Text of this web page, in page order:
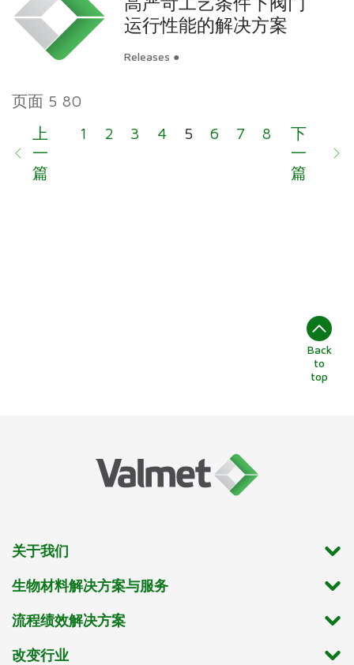
运行性能的解决方案
Releases ●
页面 5 80
上
一
篇
1 2 3 4 5 6 7 8 9
下
一
篇
Back
to
top
关于我们
生物材料解决方案与服务
流程绩效解决方案
改变行业